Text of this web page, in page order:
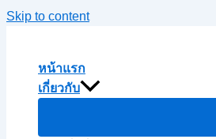
Skip to content
หน้าแรก
เกี่ยวกับ